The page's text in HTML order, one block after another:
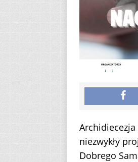
niezwykły
Dobrego